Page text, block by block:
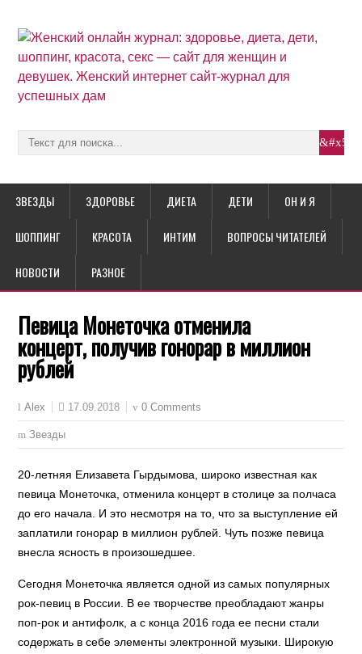
ЗВЕЗДЫ ЗДОРОВЬЕ ДИЕТА ДЕТИ ОН И Я
ШОППИНГ КРАСОТА ИНТИМ ВОПРОСЫ ЧИТАТЕЛЕЙ
НОВОСТИ РАЗНОЕ
Певица Монеточка отменила
концерт, получив гонорар в миллион
рублей
Alex 17.09.2018 0 Comments
Звезды
20-летняя Елизавета Гырдымова, широко известная как
певица Монеточка, отменила концерт в столице за полчаса
до его начала. И это несмотря на то, что за выступление ей
заплатили гонорар в миллион рублей. Чуть позже певица
внесла ясность в произошедшее.
Сегодня Монеточка является одной из самых популярных
рок-певиц в России. В ее творчестве преобладают жанры
поп-рок и антифолк, а с конца 2016 года ее песни стали
содержать в себе элементы электронной музыки. Широкую